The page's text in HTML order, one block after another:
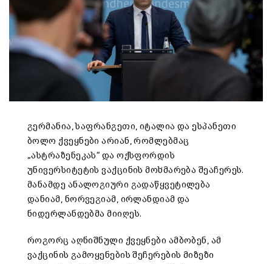
გერმანია, საფრანგეთი, იტალია და ესპანეთი
ბოლო ქვეყნები არიან, რომლებმაც
„ასტრაზენეკას“ და ოქსფორდის
უნივერსიტეტის ვაქცინის მოხმარება შეაჩერეს.
მანამდე ანალოგიური გადაწყვეტილება
დანიამ, ნორვეგიამ, ირლანდიამ და
ნიდერლანდებმა მიიღეს.
როგორც აღნიშნული ქვეყნები ამბობენ, ამ
ვაქცინის გამოყენების შეჩერების მიზეზი